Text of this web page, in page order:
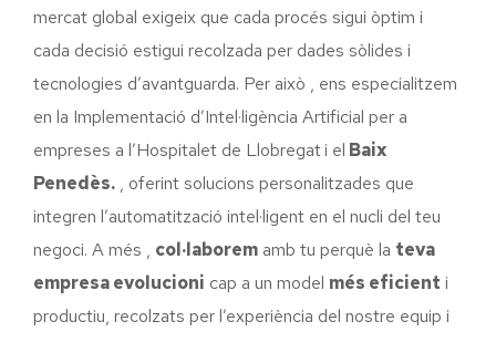
mercat global exigeix que cada procés sigui òptim i
cada decisió estigui recolzada per dades sòlides i
tecnologies d’avantguarda. Per això , ens especialitzem
en la Implementació d’Intel·ligència Artificial per a
empreses a l’Hospitalet de Llobregati el Baix
Penedès. , oferint solucions personalitzades que
integren l’automatització intel·ligent en el nucli del teu
negoci. A més , col·laborem amb tu perquè la teva
empresa evolucioni cap a un model més eficient i
productiu, recolzats per l’experiència del nostre equip i